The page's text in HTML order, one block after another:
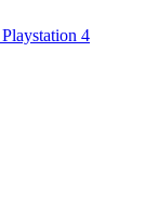
Playstation 4